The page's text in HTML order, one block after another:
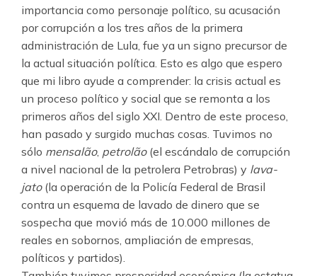
importancia como personaje político, su acusación
por corrupción a los tres años de la primera
administración de Lula, fue ya un signo precursor de
la actual situación política. Esto es algo que espero
que mi libro ayude a comprender: la crisis actual es
un proceso político y social que se remonta a los
primeros años del siglo XXI. Dentro de este proceso,
han pasado y surgido muchas cosas. Tuvimos no
sólo mensalão, petrolão(el escándalo de corrupción
a nivel nacional de la petrolera Petrobras) y lava-
jato(la operación de la Policía Federal de Brasil
contra un esquema de lavado de dinero que se
sospecha que movió más de 10.000 millones de
reales en sobornos, ampliación de empresas,
políticos y partidos).